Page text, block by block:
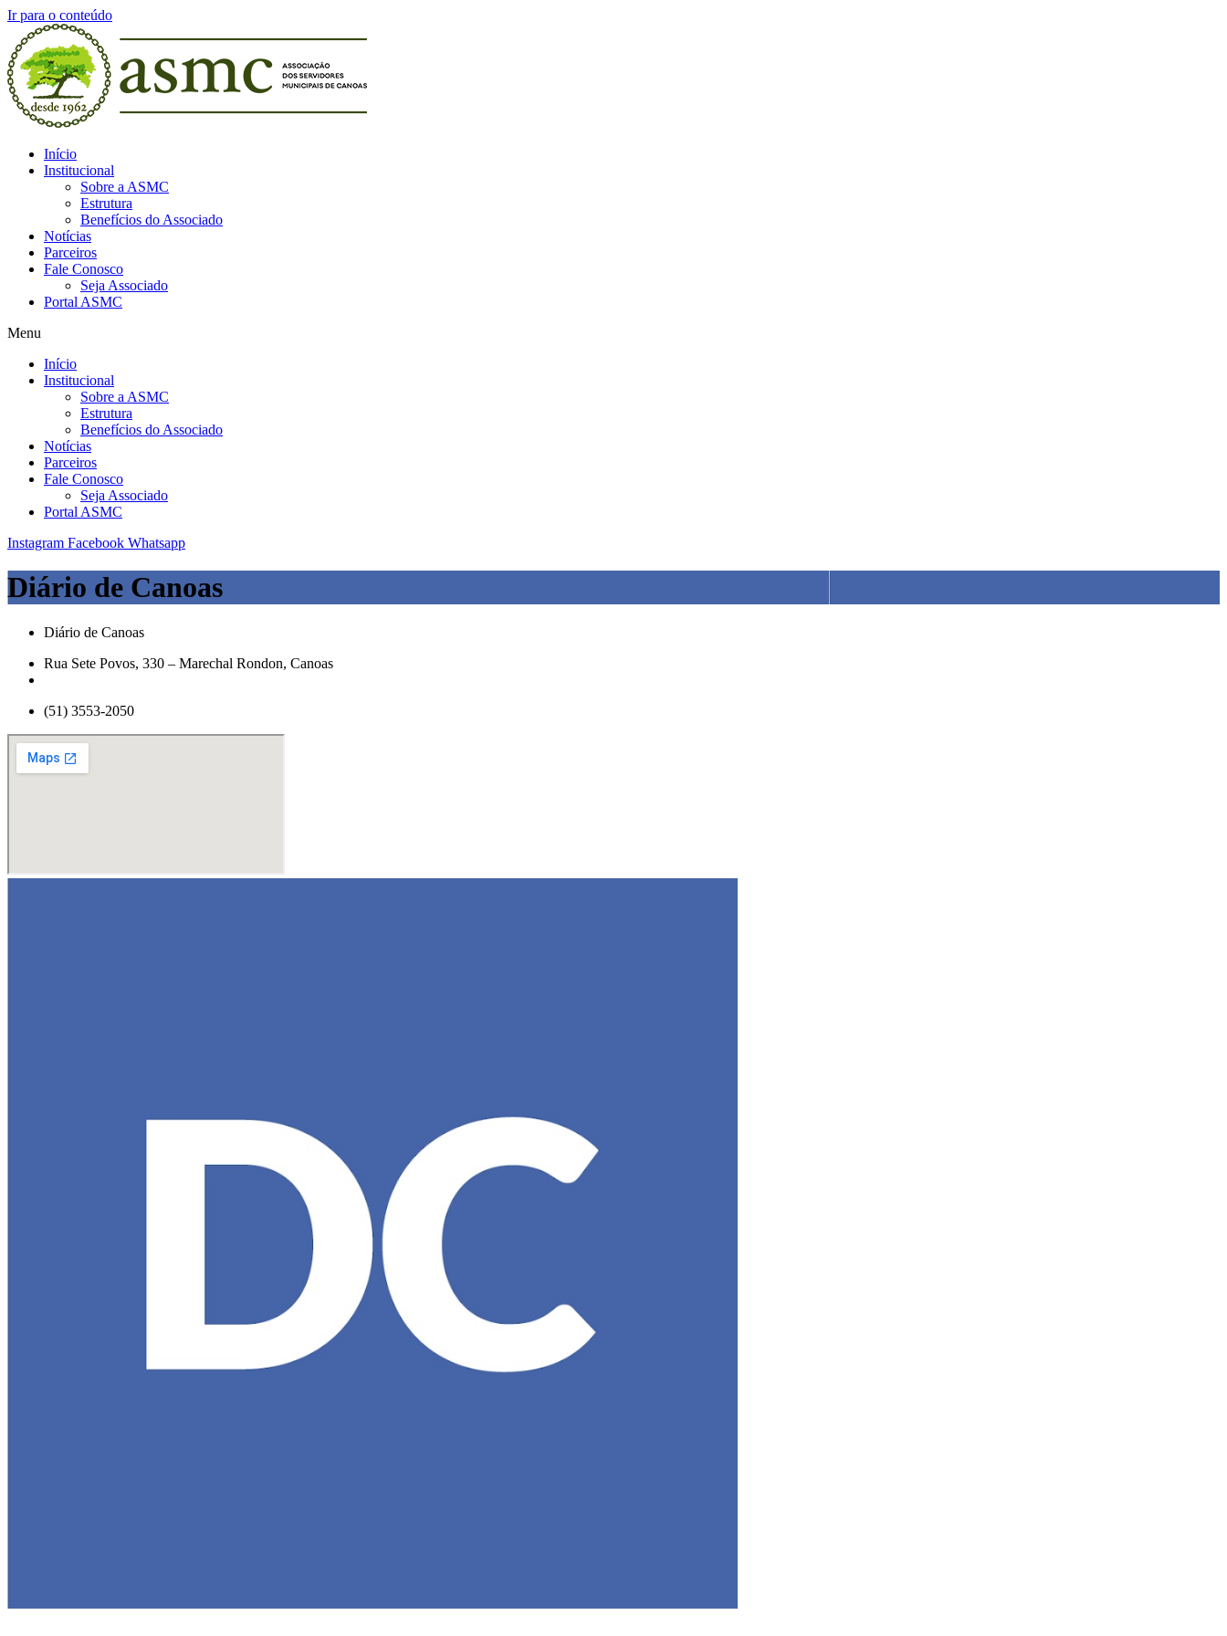
Ir para o conteúdo
Início
Institucional
Sobre a ASMC
Estrutura
Benefícios do Associado
Notícias
Parceiros
Fale Conosco
Seja Associado
Portal ASMC
Menu
Início
Institucional
Sobre a ASMC
Estrutura
Benefícios do Associado
Notícias
Parceiros
Fale Conosco
Seja Associado
Portal ASMC
Instagram Facebook Whatsapp
Diário de Canoas
Diário de Canoas
Rua Sete Povos, 330 – Marechal Rondon, Canoas
(51) 3553-2050